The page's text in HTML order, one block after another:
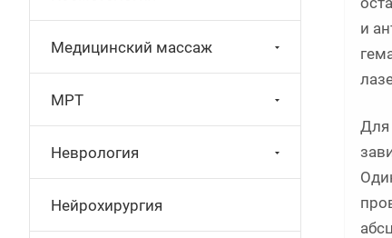
и
Для
Медицинский массаж
МРТ
Неврология
Нейрохирургия